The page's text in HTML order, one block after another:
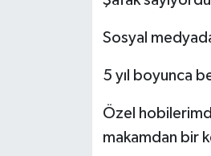
Sosyal
5 yıl boyunca
Özel
makamdan bir